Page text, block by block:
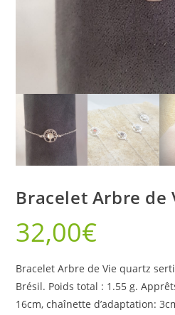
Bracelet Arbre de
32,00€
Bracelet Arbre de Vie quartz
Brésil. Poids total : 1.55 g.
16cm, chaînette d’adaptation: